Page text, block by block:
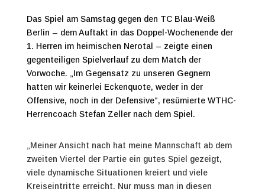
Das Spiel am Samstag gegen den TC Blau-Weiß
Berlin – dem Auftakt in das Doppel-Wochenende der
1. Herren im heimischen Nerotal – zeigte einen
gegenteiligen Spielverlauf zu dem Match der
Vorwoche. „Im Gegensatz zu unseren Gegnern
hatten wir keinerlei Eckenquote, weder in der
Offensive, noch in der Defensive“, resümierte WTHC-
Herrencoach Stefan Zeller nach dem Spiel.
„Meiner Ansicht nach hat meine Mannschaft ab dem
zweiten Viertel der Partie ein gutes Spiel gezeigt,
viele dynamische Situationen kreiert und viele
Kreiseintritte erreicht. Nur muss man in diesen